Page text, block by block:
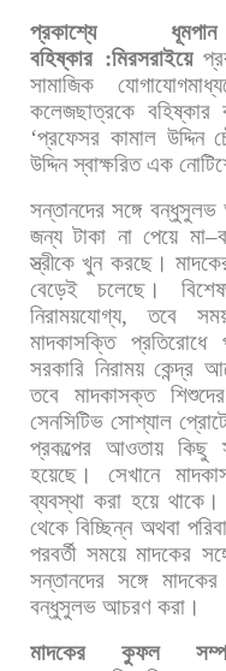
প্রকাশ্যে
ধূমপান
বহিষ্কার:মিরসরাইয়ে
সামাজিক
কলেজছাত্রকে বহিষ্কার
‘প্রফেসর কামাল উদ্দিন
উদ্দিন স্বাক্ষরিত এক
সন্তানদের সঙ্গে বন্ধুসুলভ
জন্য টাকা না পেয়ে মা–
স্ত্রীকে খুন করছে।
বেড়েই
চলেছে।
নিরাময়যোগ্য,তবে
মাদকাসক্তি
প্রতিরোধে
সরকারি নিরাময় কেন্দ্র
তবে
মাদকাসক্ত শিশুদের
সেনসিটিভ সোশ্যাল
প্রকল্পের আওতায় কিছু
হয়েছে।
সেখানে
ব্যবস্থা করা হয়ে থাকে।
থেকে বিচ্ছিন্ন অথবা
পরবর্তী সময়ে মাদকের
সন্তানদের সঙ্গে মাদকের
বন্ধুসুলভ আচরণ করা।
মাদকের
কুফল